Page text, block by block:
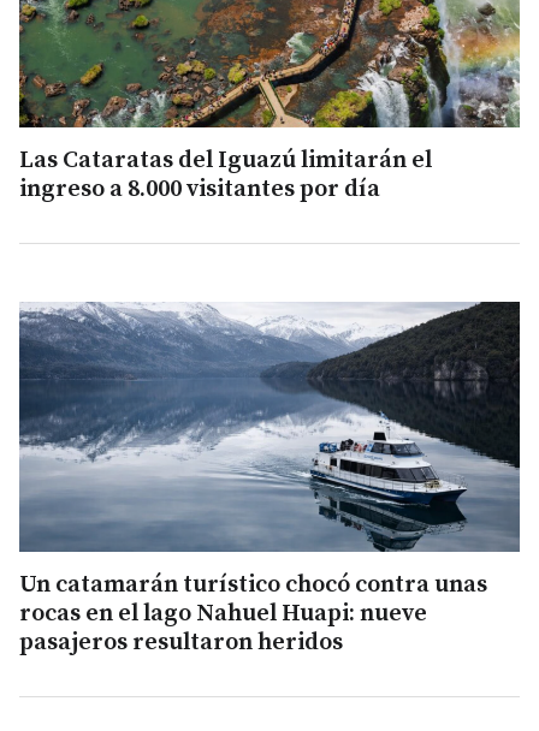
Las Cataratas del Iguazú limitarán el
ingreso a 8.000 visitantes por día
Un catamarán turístico chocó contra unas
rocas en el lago Nahuel Huapi: nueve
pasajeros resultaron heridos